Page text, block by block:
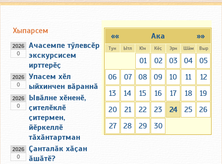
»»
«« Ака
Тун Ытл Юн Кӗҫ Эрн Шӑм Выр
01 02 03 04
05
06
07 08 09 10 11
12
13
14 15 16 17 18
19
20
21 22 23 24 25
26
27
28 29 30
Хыпарсем
2026
0
Ачасемпе тӳлевсӗр
экскурсисем
ирттерӗҫ
2026
0
Упасем хӗл
ыйхинчен вӑраннӑ
2026
0
Ывӑлне хӗненӗ,
ҫителӗклӗ
ҫитермен,
йӗркеллӗ
тӑхӑнтартман
2026
0
Ҫанталӑк хӑҫан
ӑшӑтӗ?